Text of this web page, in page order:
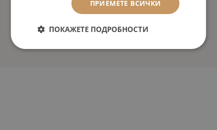
ПРИЕМЕТЕ ВСИЧКИ
ПОКАЖЕТЕ ПОДРОБНОСТИ